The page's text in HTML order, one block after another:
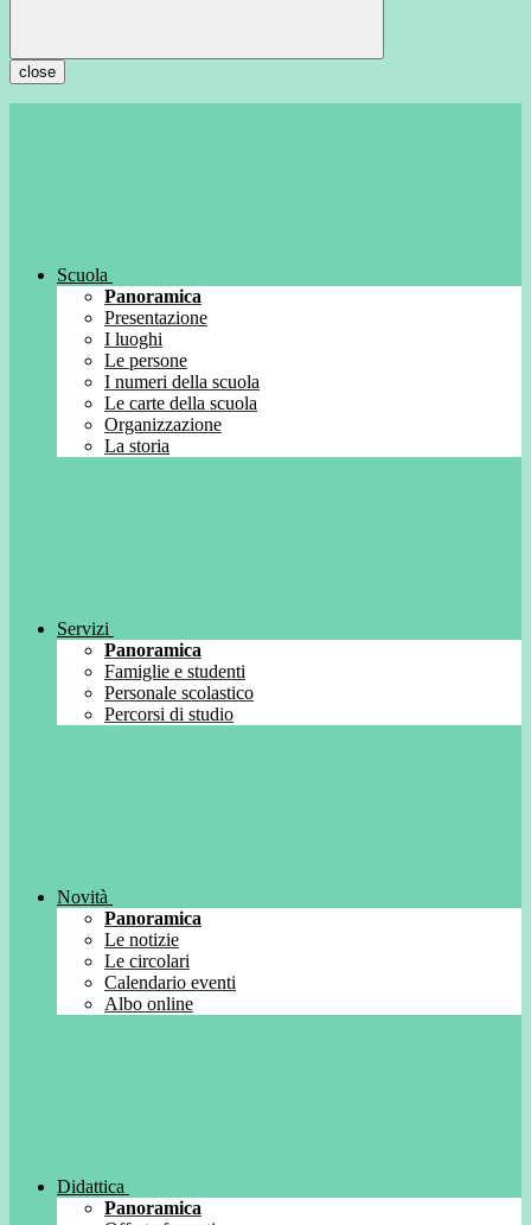
close
Scuola
Panoramica
Presentazione
I luoghi
Le persone
I numeri della scuola
Le carte della scuola
Organizzazione
La storia
Servizi
Panoramica
Famiglie e studenti
Personale scolastico
Percorsi di studio
Novità
Panoramica
Le notizie
Le circolari
Calendario eventi
Albo online
Didattica
Panoramica